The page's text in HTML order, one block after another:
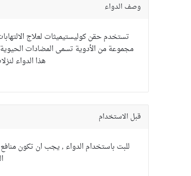
وصف الدواء
تستخدم حقن كوليستيميثات لعلاج
مجموعة من الأدوية تسمى المضادات
هذا الدواء
قبل الاستخدام
للبت باستخدام الدواء , يجب ان تكون